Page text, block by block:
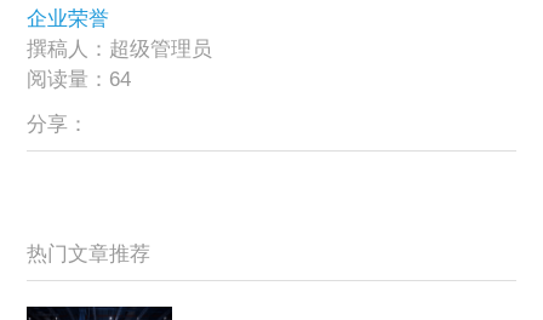
企业荣誉
撰稿人：超级管理员
阅读量：64
分享：
热门文章推荐